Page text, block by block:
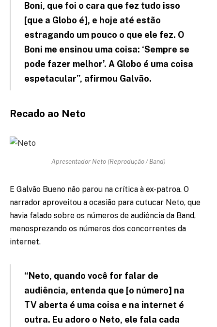
Boni, que foi o cara que fez tudo isso
[que a Globo é], e hoje até estão
estragando um pouco o que ele fez. O
Boni me ensinou uma coisa: ‘Sempre se
pode fazer melhor’. A Globo é uma coisa
espetacular”, afirmou Galvão.
Recado ao Neto
Apresentador Neto (Reprodução / Band)
E Galvão Bueno não parou na crítica à ex-patroa. O
narrador aproveitou a ocasião para cutucar Neto, que
havia falado sobre os números de audiência da Band,
menosprezando os números dos concorrentes da
internet.
“Neto, quando você for falar de
audiência, entenda que [o número] na
TV aberta é uma coisa e na internet é
outra. Eu adoro o Neto, ele fala cada